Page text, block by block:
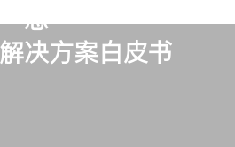
态
决方案白皮书